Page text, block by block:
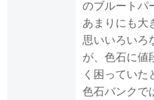
のブルートパ
あまりにも大
思いいろいろ
が、色石に値
く困っていた
色石バンクで